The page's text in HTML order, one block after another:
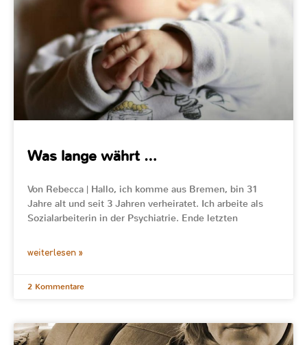
Was lange währt …
Von Rebecca | Hallo, ich komme aus Bremen, bin 31
Jahre alt und seit 3 Jahren verheiratet. Ich arbeite als
Sozialarbeiterin in der Psychiatrie. Ende letzten
weiterlesen »
2 Kommentare